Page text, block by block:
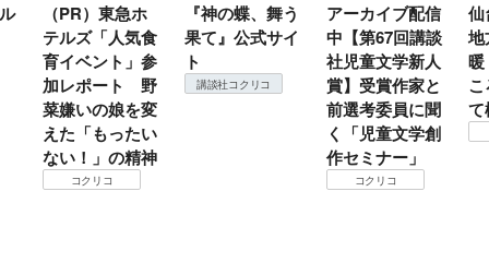
（PR）東急ホ
テルズ「人気食
育イベント」参
加レポート 野
菜嫌いの娘を変
えた「もったい
ない！」の精神
コクリコ
『神の蝶、舞う
果て』公式サイ
ト
講談社コクリコ
アーカイブ配信
中【第67回講談
社児童文学新人
賞】受賞作家と
前選考委員に聞
く「児童文学創
作セミナー」
コクリコ
仙
地
て